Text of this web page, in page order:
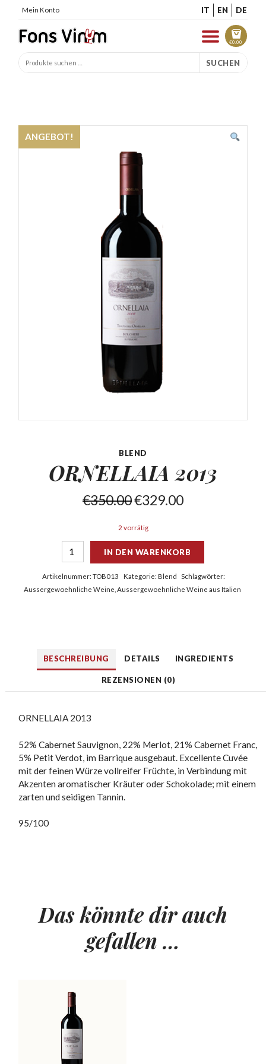
Mein Konto IT EN DE
€0.00
SUCHEN
ANGEBOT!
BLEND
ORNELLAIA2013
€350.00€329.00
2 vorrätig
IN DEN WARENKORB
Artikelnummer:TOB013 Kategorie: Blend
Schlagwörter:
Aussergewoehnliche Weine Aussergewoehnliche Weine aus Italien
BESCHREIBUNG DETAILS INGREDIENTS
REZENSIONEN (0)
ORNELLAIA 2013
52% Cabernet Sauvignon, 22% Merlot, 21% Cabernet Franc,
5% Petit Verdot, im Barrique ausgebaut. Excellente Cuvée
mit der feinen Würze vollreifer Früchte, in Verbindung mit
Akzenten aromatischer Kräuter oder Schokolade; mit einem
zarten und seidigen Tannin.
95/100
Das könnte dir auch
gefallen …